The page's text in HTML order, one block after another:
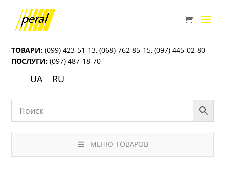
ТОВАРИ: (099) 423-51-13,(068) 762-85-15,(097) 445-02-80
ПОСЛУГИ: (097) 487-18-70
UA RU
МЕНЮ ТОВАРОВ